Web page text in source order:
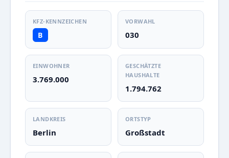
KFZ-KENNZEICHEN
B
VORWAHL
030
EINWOHNER
3.769.000
GESCHÄTZTE
HAUSHALTE
1.794.762
LANDKREIS
Berlin
ORTSTYP
Großstadt